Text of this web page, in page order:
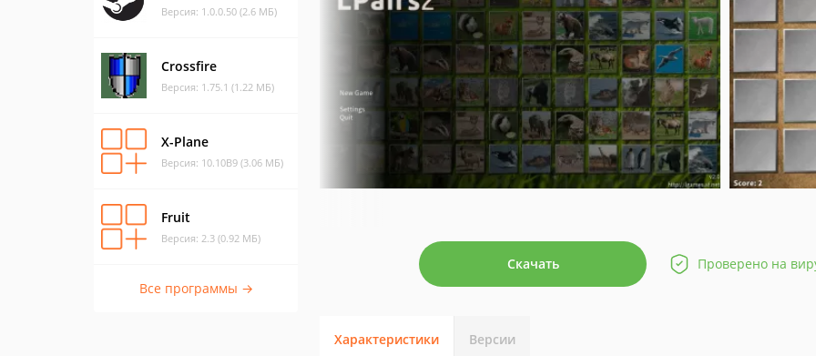
Версия: 1.0.0.50 (2.6 МБ)
Crossfire
Версия: 1.75.1 (1.22 МБ)
X-Plane
Версия: 10.10B9 (3.06 МБ)
Fruit
Версия: 2.3 (0.92 МБ)
Все программы →
Скачать Проверено на
Характеристики Версии